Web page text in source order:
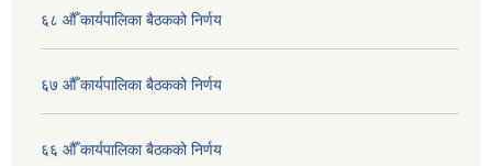
६८ औँ कार्यपालिका बैठकको निर्णय
६७ औँ कार्यपालिका बैठकको निर्णय
६६ औँ कार्यपालिका बैठकको निर्णय